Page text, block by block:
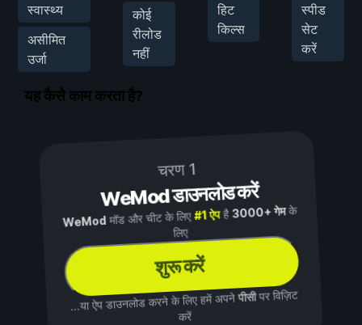
स्वास्थ्य
असीमित
उर्जा
कोई
रीलोड
नहीं
हिट
किल्स
स्पीड
सेट
करें
यह कैसे काम करता है?
चरण 1
WeMod डाउनलोड करें
WeMod मॉड और चीट के लिए#1 ऐपहै3000+ गेमके
लिए
शुरू करें
...या ऐप डाउनलोड करने के लिए हमें अपनेपीसीपर विज़िट
करें